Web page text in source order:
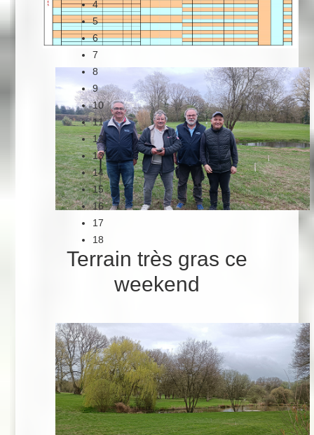
4
5
6
7
8
9
10
11
12
13
14
15
16
17
18
Terrain très gras ce
weekend